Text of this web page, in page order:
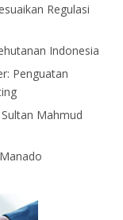
Regulasi
Indonesia
Penguatan
Mahmud